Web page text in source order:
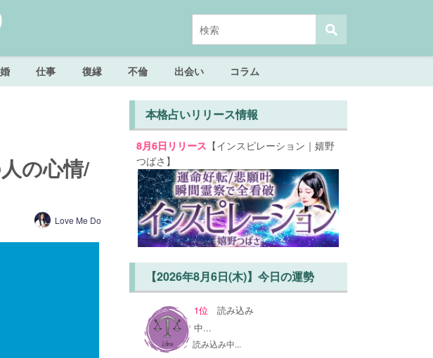
仕事 復縁 不倫 出会い コラム
の心情/
Love Me Do
本格占いリリース情報
8月6日リリース 【インスピレーション｜嬉野
つばさ】
【2026年8月6日(木)】今日の運勢
1位読み込み
中...
読み込み中...